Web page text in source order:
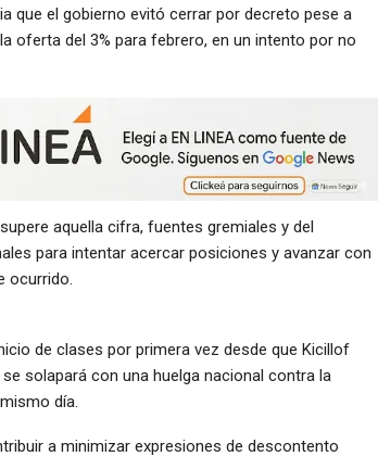
que el gobierno evitó cerrar por decreto pese a
oferta del 3% para febrero, en un intento por no
aquella cifra, fuentes gremiales y del
para intentar acercar posiciones y avanzar con
ocurrido.
de clases por primera vez desde que Kicillof
solapará con una huelga nacional contra la
día.
a minimizar expresiones de descontento